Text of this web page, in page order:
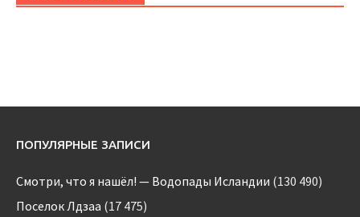
ПОПУЛЯРНЫЕ ЗАПИСИ
Смотри, что я нашёл! — Водопады Исландии (130 490)
Поселок Лдзаа (17 475)